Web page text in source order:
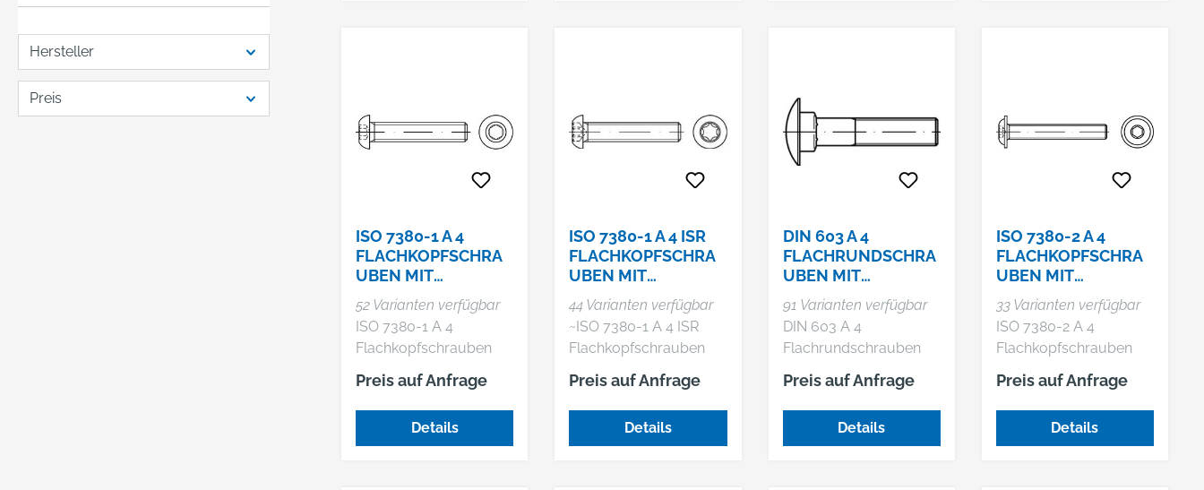
Hersteller
Preis
ISO 7380-1 A 4
FLACHKOPFSCHRA
UBEN MIT
INNENSECHSKANT
52 Varianten verfügbar
ISO 7380-1 A 4
Flachkopfschrauben
Preis auf Anfrage
Details
ISO 7380-1 A 4 ISR
FLACHKOPFSCHRA
UBEN MIT
INNENSECHSRUND
44 Varianten verfügbar
~ISO 7380-1 A 4 ISR
Flachkopfschrauben
Preis auf Anfrage
Details
DIN 603 A 4
FLACHRUNDSCHRA
UBEN MIT
VIERKANTANSATZ
91 Varianten verfügbar
DIN 603 A 4
Flachrundschrauben
Preis auf Anfrage
Details
ISO 7380-2 A 4
FLACHKOPFSCHRA
UBEN MIT
INNENSECHSKANT
UND BUND
33 Varianten verfügbar
ISO 7380-2 A 4
Flachkopfschrauben
Bund
Preis auf Anfrage
Details